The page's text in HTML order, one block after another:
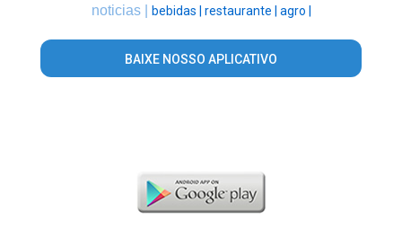
noticias | bebidas | restaurante | agro |
BAIXE NOSSO APLICATIVO